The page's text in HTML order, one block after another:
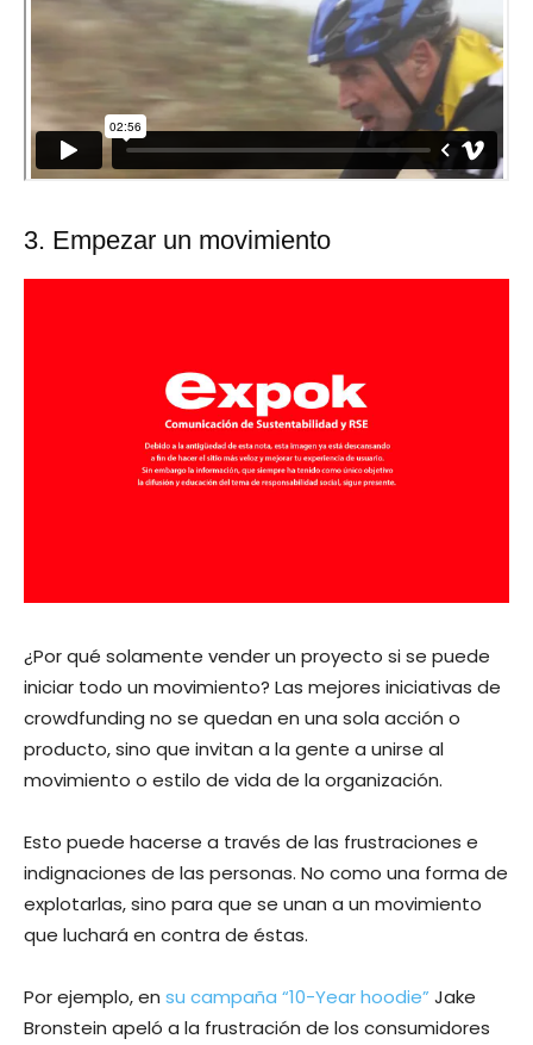
3. Empezar un movimiento
¿Por qué solamente vender un proyecto si se puede
iniciar todo un movimiento? Las mejores iniciativas de
crowdfunding no se quedan en una sola acción o
producto, sino que invitan a la gente a unirse al
movimiento o estilo de vida de la organización.
Esto puede hacerse a través de las frustraciones e
indignaciones de las personas. No como una forma de
explotarlas, sino para que se unan a un movimiento
que luchará en contra de éstas.
Por ejemplo, en su campaña “10-Year hoodie” Jake
Bronstein apeló a la frustración de los consumidores